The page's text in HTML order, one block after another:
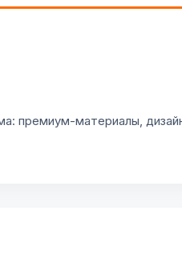
премиум-материалы,